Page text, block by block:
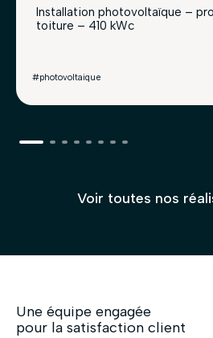
Installation photovoltaïque –
toiture – 410 kWc
#photovoltaique
Voir toutes nos
Une équipe engagée
pour la satisfaction client